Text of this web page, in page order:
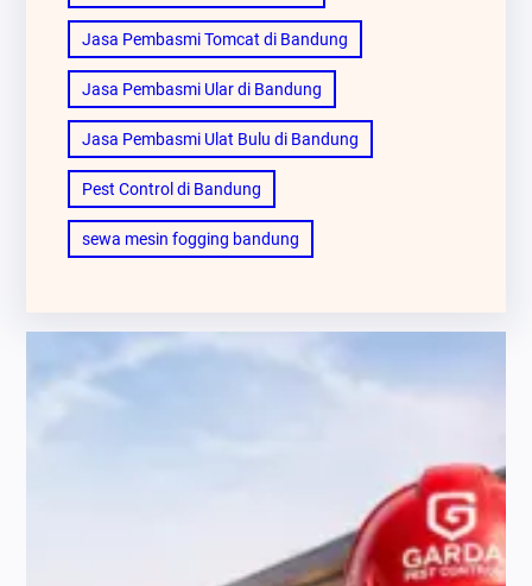
Jasa Pembasmi Tomcat di Bandung
Jasa Pembasmi Ular di Bandung
Jasa Pembasmi Ulat Bulu di Bandung
Pest Control di Bandung
sewa mesin fogging bandung